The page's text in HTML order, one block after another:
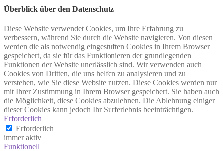
Überblick über den Datenschutz
Diese Website verwendet Cookies, um Ihre Erfahrung zu
verbessern, während Sie durch die Website navigieren. Von diesen
werden die als notwendig eingestuften Cookies in Ihrem Browser
gespeichert, da sie für das Funktionieren der grundlegenden
Funktionen der Website unerlässlich sind. Wir verwenden auch
Cookies von Dritten, die uns helfen zu analysieren und zu
verstehen, wie Sie diese Website nutzen. Diese Cookies werden nur
mit Ihrer Zustimmung in Ihrem Browser gespeichert. Sie haben auch
die Möglichkeit, diese Cookies abzulehnen. Die Ablehnung einiger
dieser Cookies kann jedoch Ihr Surferlebnis beeinträchtigen.
Erforderlich
Erforderlich
immer aktiv
Funktionell